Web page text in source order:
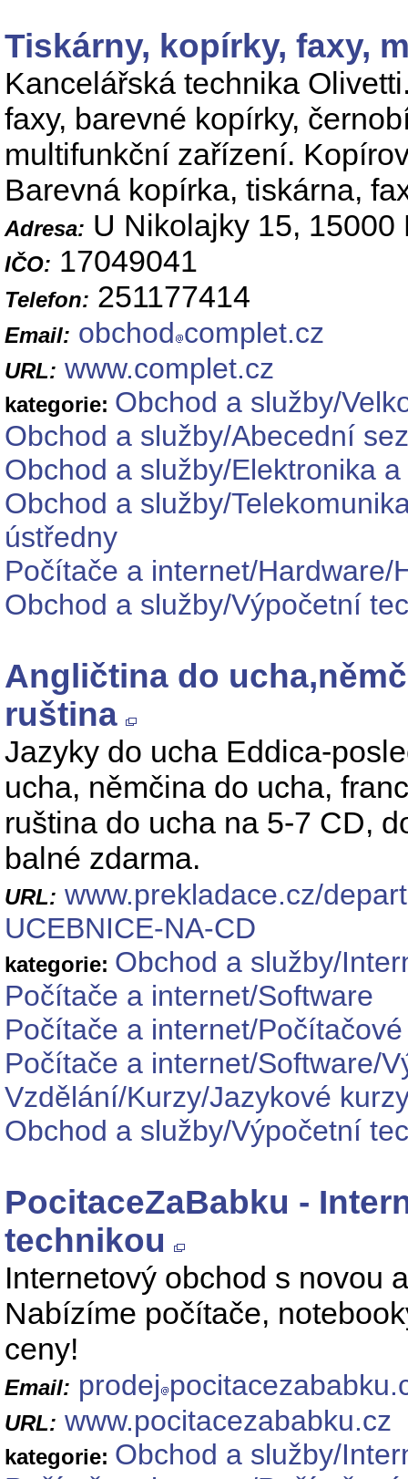
Tiskárny, kopírky, faxy,
Kancelářská technika
faxy, barevné kopírky,
multifunkční zařízení.
Barevná kopírka, tiskárna,
Adresa: U Nikolajky 15, 15000
IČO: 17049041
Telefon: 251177414
Email: obchod complet.cz
URL: www.complet.cz
kategorie: Obchod a služby/
Obchod a služby/Abecední
Obchod a služby/Elektronika
Obchod a služby/
ústředny
Počítače a internet/Hardware/
Obchod a služby/Výpočetní
Angličtina do
ruština
Jazyky do ucha Eddica-
ucha, němčina do ucha,
ruština do ucha na 5-7 CD,
balné zdarma.
URL: www.prekladace.cz/
UCEBNICE-NA-CD
kategorie: Obchod a služby/
Počítače a internet/Software
Počítače a internet/
Počítače a internet/Software/
Vzdělání/Kurzy/Jazykové
Obchod a služby/Výpočetní
PocitaceZaBabku -
technikou
Internetový obchod s novou
Nabízíme počítače,
ceny!
Email: prodej
URL: www.pocitacezababku.cz
kategorie: Obchod a služby/